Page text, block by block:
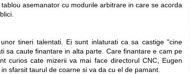
asemanator cu modurile arbitrare in care se acorda
tineri talentati. Ei sunt inlaturati ca sa castige "cine
sa caute finantare in alta parte. Care finantare e cam pe
curios cate mizerii va mai face directorul CNC, Eugen
sfarsit taurul de coarne si va da cu el de pamant.